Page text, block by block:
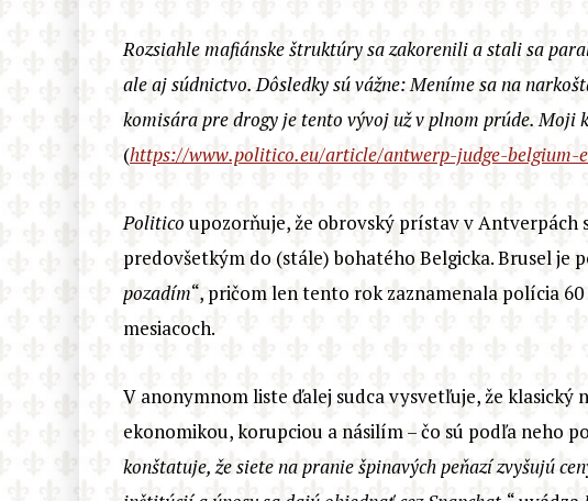
Rozsiahle mafiánske štruktúry sa zakorenili a stali sa
ale aj súdnictvo. Dôsledky sú vážne: Meníme sa na
komisára pre drogy je tento vývoj už v plnom prúde. Moji
(https://www.politico.eu/article/antwerp-judge-belgium-
Politico upozorňuje, že obrovský prístav v Antverpách
predovšetkým do (stále) bohatého Belgicka. Brusel je
pozadím“, pričom len tento rok zaznamenala polícia
mesiacoch.
V anonymnom liste ďalej sudca vysvetľuje, že
ekonomikou, korupciou a násilím – čo sú podľa neho
konštatuje, že siete na pranie špinavých peňazí zvyšujú